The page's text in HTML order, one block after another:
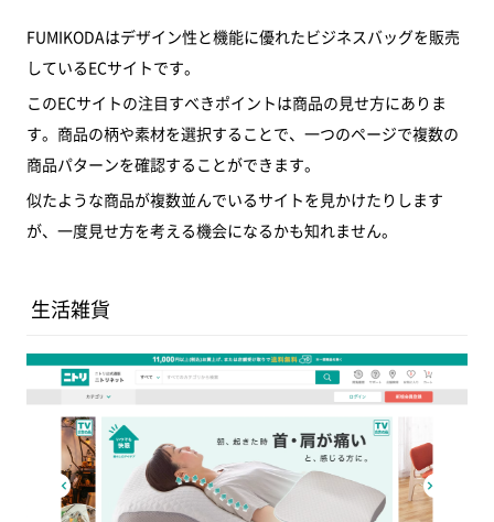
FUMIKODAはデザイン性と機能に優れたビジネスバッグを販売
しているECサイトです。
このECサイトの注目すべきポイントは商品の見せ方にありま
す。商品の柄や素材を選択することで、一つのページで複数の
商品パターンを確認することができます。
似たような商品が複数並んでいるサイトを見かけたりします
が、一度見せ方を考える機会になるかも知れません。
生活雑貨